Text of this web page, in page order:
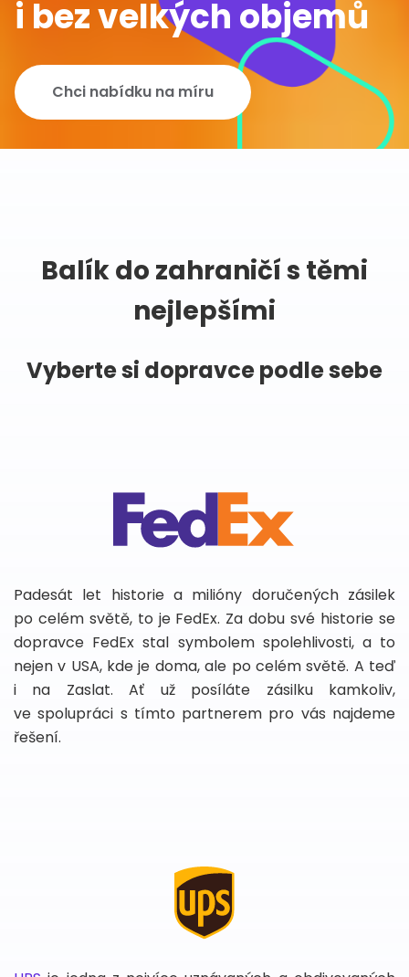
i bez velkých objemů
Chci nabídku na míru
Balík do zahraničí s těmi
nejlepšími
Vyberte si dopravce podle sebe
Padesát let historie a milióny doručených zásilek
po celém světě, to je FedEx. Za dobu své historie se
dopravce FedEx stal symbolem spolehlivosti, a to
nejen v USA, kde je doma, ale po celém světě. A teď
i na Zaslat. Ať už posíláte zásilku kamkoliv,
ve spolupráci s tímto partnerem pro vás najdeme
řešení.